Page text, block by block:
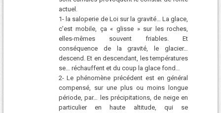
actuel.
1- la saloperie de Loi sur la gravité… La glace,
c’est mobile, ça « glisse » sur les roches,
elles-mêmes souvent friables. Et
conséquence de la gravité, le glacier…
descend. Et en descendant, les températures
se… réchauffent et du coup la glace fond…
2- Le phénomène précédent est en général
compensé, sur une plus ou moins longue
période, par… les précipitations, de neige en
particulier en haute altitude, qui se